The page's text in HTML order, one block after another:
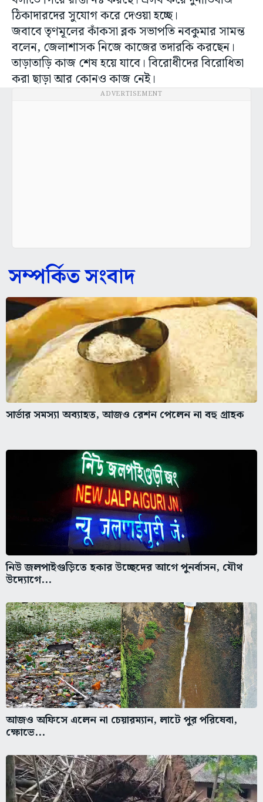
ঠিকাদারদের সুযোগ করে দেওয়া হচ্ছে।
জবাবে তৃণমূলের কাঁকসা ব্লক সভাপতি নবকুমার সামন্ত
বলেন, জেলাশাসক নিজে কাজের তদারকি করছেন।
তাড়াতাড়ি কাজ শেষ হয়ে যাবে। বিরোধীদের বিরোধিতা
করা ছাড়া আর কোনও কাজ নেই।
ADVERTISEMENT
সম্পর্কিত সংবাদ
সার্ভার সমস্যা অব্যাহত, আজও রেশন পেলেন না বহু গ্রাহক
নিউ জলপাইগুড়িতে হকার উচ্ছেদের আগে পুনর্বাসন, যৌথ
উদ্যোগে...
আজও অফিসে এলেন না চেয়ারম্যান, লাটে পুর পরিষেবা,
ক্ষোভে...